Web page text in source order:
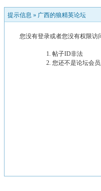
提示信息 » 广西的狼精英论坛
您没有登录或者您没有权限访
帖子ID非法
您还不是论坛会